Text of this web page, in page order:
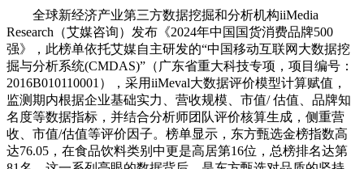
全球新经济产业第三方数据挖掘和分析机构iiMedia
Research（艾媒咨询）发布《2024年中国国货消费品牌500
强》，此榜单依托艾媒自主研发的“中国移动互联网大数据挖
掘与分析系统(CMDAS)”（广东省重大科技专项，项目编号：
2016B010110001），采用iiMeval大数据评价模型计算赋值，
监测期内根据企业基础实力、营收规模、市值/ 估值、品牌知
名度等数据指标，并结合分析师团队评价核算生成，侧重营
收、市值/估值等评价因子。榜单显示，东方甄选金榜指数高
达76.05，在食品饮料类别中更是高居第16位，总榜排名达第